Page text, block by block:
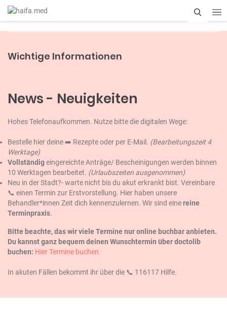
Wichtige Informationen
News - Neuigkeiten
Hohes Telefonaufkommen. Nutze bitte die digitalen Wege:
Bestelle hier deine ➡️ Rezepteoder per E-Mail. (Bearbeitungszeit 4
Werktage)
Vollständigeingereichte Anträge/ Bescheinigungen werden binnen
10 Werktagen bearbeitet. (Urlaubszeiten ausgenommen)
Neu in der Stadt?- warte nicht bis du akut erkrankt bist. Vereinbare
📞 einen Termin zur Erstvorstellung. Hier haben unsere
Behandler*innen Zeit dich kennenzulernen. Wir sind einereine
Terminpraxis.
Bitte beachte, das wir viele Termine nur online buchbar anbieten.
Du kannst ganz bequem deinen Wunschtermin über doctolib
buchen: Hier Termine buchen
In akuten Fällen bekommt ihr über die 📞 116117 Hilfe.